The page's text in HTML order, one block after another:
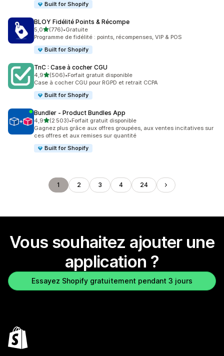
Built for Shopify
BLOY Fidélité Points & Récompe
5,0étoile(s) sur 5
(776)
776 avis au total
•Gratuite
Programme de fidélité : points, récompenses, VIP & POS
Built for Shopify
TnC : Case à cocher CGU
4,9étoile(s) sur 5
(506)
506 avis au total
•Forfait gratuit disponible
Case à cocher CGU pour RGPD et retrait CCPA
Built for Shopify
Bundler ‑ Product Bundles App
4,9étoile(s) sur 5
(2 503)
2503 avis au total
•Forfait gratuit disponible
Gagnez plus grâce aux offres groupées, aux ventes incitatives sur
ces offres et aux remises sur quantité
Built for Shopify
1 2 3 4 24
Vous souhaitez ajouter une
application ?
Essayez Shopify gratuitement pendant 3 jours